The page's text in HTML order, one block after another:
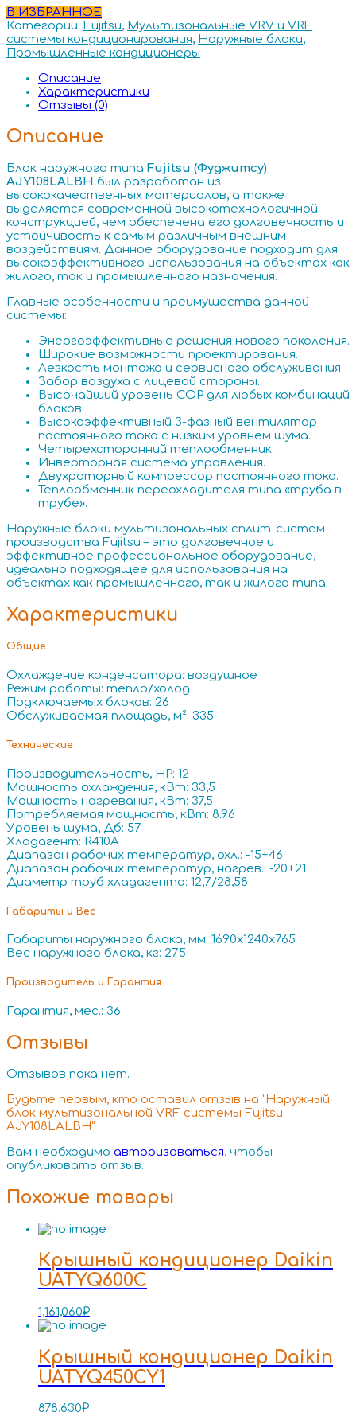
В ИЗБРАННОЕ
Категории: Fujitsu, Мультизональные VRV и VRF
системы кондиционирования, Наружные блоки,
Промышленные кондиционеры
Описание
Характеристики
Отзывы (0)
Описание
Блок наружного типа Fujitsu (Фуджитсу)
AJY108LALBH был разработан из
высококачественных материалов, а также
выделяется современной высокотехнологичной
конструкцией, чем обеспечена его долговечность и
устойчивость к самым различным внешним
воздействиям. Данное оборудование подходит для
высокоэффективного использования на объектах как
жилого, так и промышленного назначения.
Главные особенности и преимущества данной
системы:
Энергоэффективные решения нового поколения.
Широкие возможности проектирования.
Легкость монтажа и сервисного обслуживания.
Забор воздуха с лицевой стороны.
Высочайший уровень COP для любых комбинаций
блоков.
Высокоэффективный 3-фазный вентилятор
постоянного тока с низким уровнем шума.
Четырехсторонний теплообменник.
Инверторная система управления.
Двухроторный компрессор постоянного тока.
Теплообменник переохладителя типа «труба в
трубе».
Наружные блоки мультизональных сплит-систем
производства Fujitsu – это долговечное и
эффективное профессиональное оборудование,
идеально подходящее для использования на
объектах как промышленного, так и жилого типа.
Характеристики
Общие
Охлаждение конденсатора: воздушное
Режим работы: тепло/холод
Подключаемых блоков: 26
Обслуживаемая площадь, м²: 335
Технические
Производительность, HP: 12
Мощность охлаждения, кВт: 33,5
Мощность нагревания, кВт: 37,5
Потребляемая мощность, кВт: 8.96
Уровень шума, Дб: 57
Хладагент: R410A
Диапазон рабочих температур, охл.: -15+46
Диапазон рабочих температур, нагрев.: -20+21
Диаметр труб хладагента: 12,7/28,58
Габариты и Вес
Габариты наружного блока, мм: 1690x1240x765
Вес наружного блока, кг: 275
Производитель и Гарантия
Гарантия, мес.: 36
Отзывы
Отзывов пока нет.
Будьте первым, кто оставил отзыв на “Наружный
блок мультизональной VRF системы Fujitsu
AJY108LALBH”
Вам необходимо авторизоваться, чтобы
опубликовать отзыв.
Похожие товары
Крышный кондиционер Daikin
UATYQ600C
1,161,060₽
Крышный кондиционер Daikin
UATYQ450CY1
878,630₽